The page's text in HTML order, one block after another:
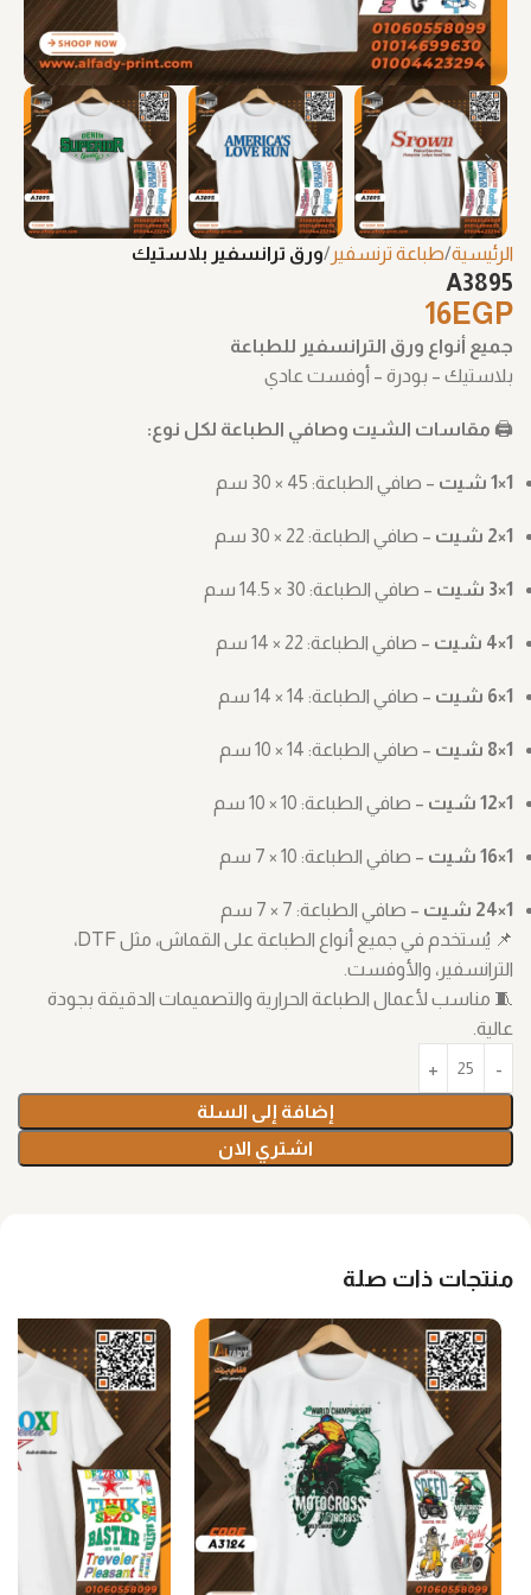
الرئيسية طباعة ترنسفير ورق ترانسفير بلاستيك
A3895
16EGP
جميع أنواع ورق الترانسفير للطباعة
بلاستيك – بودرة – أوفست عادي
🖨️ مقاسات الشيت وصافي الطباعة لكل نوع:
1×1 شيت – صافي الطباعة: ‎30 × 45 سم
1×2 شيت – صافي الطباعة: ‎30 × 22 سم
1×3 شيت – صافي الطباعة: ‎14.5 × 30 سم
1×4 شيت – صافي الطباعة: ‎14 × 22 سم
1×6 شيت – صافي الطباعة: ‎14 × 14 سم
1×8 شيت – صافي الطباعة: ‎10 × 14 سم
1×12 شيت – صافي الطباعة: ‎10 × 10 سم
1×16 شيت – صافي الطباعة: ‎7 × 10 سم
1×24 شيت
– صافي الطباعة: ‎7 × 7 سم
📌 يُستخدم في جميع أنواع الطباعة على القماش، مثل DTF،
الترانسفير، والأوفست.
🧵 مناسب لأعمال الطباعة الحرارية والتصميمات الدقيقة بجودة
عالية.
إضافة إلى السلة
اشتري الان
منتجات ذات صلة